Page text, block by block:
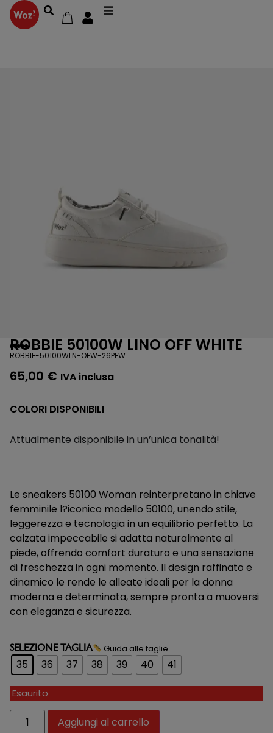
ROBBIE 50100W LINO OFF WHITE
ROBBIE-50100WLN-OFW-26PEW
65,00 € IVA inclusa
COLORI DISPONIBILI
Attualmente disponibile in un’unica tonalità!
Le sneakers 50100 Woman reinterpretano in chiave
femminile l?iconico modello 50100, unendo stile,
leggerezza e tecnologia in un equilibrio perfetto. La
calzata impeccabile si adatta naturalmente al
piede, offrendo comfort duraturo e una sensazione
di freschezza in ogni momento. Il design raffinato e
dinamico le rende le alleate ideali per la donna
moderna e determinata, sempre pronta a muoversi
con eleganza e sicurezza.
SELEZIONE TAGLIA Guida alle taglie
35 36 37 38 39 40 41
Esaurito
Aggiungi al carrello